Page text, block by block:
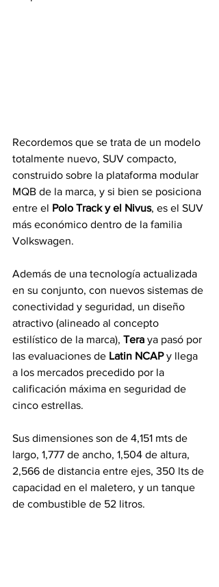
Recordemos que se trata de un modelo
totalmente nuevo, SUV compacto,
construido sobre la plataforma modular
MQB de la marca, y si bien se posiciona
entre el Polo Track y el Nivus, es el SUV
más económico dentro de la familia
Volkswagen.
Además de una tecnología actualizada
en su conjunto, con nuevos sistemas de
conectividad y seguridad, un diseño
atractivo (alineado al concepto
estilístico de la marca), Tera ya pasó por
las evaluaciones de Latin NCAP y llega
a los mercados precedido por la
calificación máxima en seguridad de
cinco estrellas.
Sus dimensiones son de 4,151 mts de
largo, 1,777 de ancho, 1,504 de altura,
2,566 de distancia entre ejes, 350 lts de
capacidad en el maletero, y un tanque
de combustible de 52 litros.